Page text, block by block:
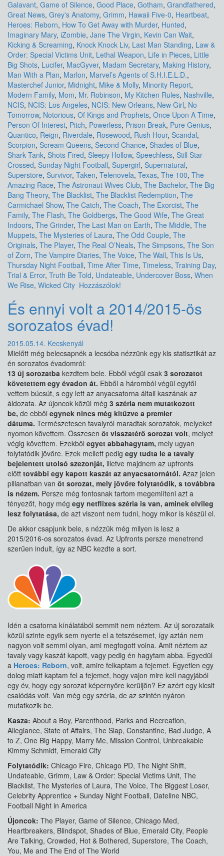
Galavant, Game of Silence, Good Place, Gotham, Grandfathered,
Great News, Grey's Anatomy, Grimm, Hawaii Five-0, Heartbeat,
Heroes: Reborn, How To Get Away with Murder, Hunted,
Imaginary Mary, iZombie, Jane The Virgin, Kevin Can Wait,
Kicking & Screaming, Knock Knock Liv, Last Man Standing, Law &
Order: Special Victims Unit, Lethal Weapon, Life in Pieces, Little
Big Shots, Lucifer, MacGyver, Madam Secretary, Making History,
Man With a Plan, Marlon, Marvel’s Agents of S.H.I.E.L.D.,
Masterchef Junior, Midnight, Mike & Molly, Minority Report,
Modern Family, Mom, Mr. Robinson, My Kitchen Rules, Nashville,
NCIS, NCIS: Los Angeles, NCIS: New Orleans, New Girl, No
Tomorrow, Notorious, Of Kings and Prophets, Once Upon A Time,
Person Of Interest, Pitch, Powerless, Prison Break, Pure Genius,
Quantico, Reign, Riverdale, Rosewood, Rush Hour, Scandal,
Scorpion, Scream Queens, Second Chance, Shades of Blue,
Shark Tank, Shots Fired, Sleepy Hollow, Speechless, Still Star-
Crossed, Sunday Night Football, Supergirl, Supernatural,
Superstore, Survivor, Taken, Telenovela, Texas, The 100, The
Amazing Race, The Astronaut Wives Club, The Bachelor, The Big
Bang Theory, The Blacklist, The Blacklist Redemption, The
Carmichael Show, The Catch, The Coach, The Exorcist, The
Family, The Flash, The Goldbergs, The Good Wife, The Great
Indoors, The Grinder, The Last Man on Earth, The Middle, The
Muppets, The Mysteries of Laura, The Odd Couple, The
Originals, The Player, The Real O’Neals, The Simpsons, The Son
of Zorn, The Vampire Diaries, The Voice, The Wall, This Is Us,
Thursday Night Football, Time After Time, Timeless, Training Day,
Trial & Error, Truth Be Told, Undateable, Undercover Boss, When
We Rise, Wicked City Hozzászólok!
És ennyi volt a 2014/2015-ös
sorozatos évad!
2015.05.14. Kecskenyál
Mielőtt még belecsapnék a lecsóba nézzünk egy kis statisztikát az
én sorozatos évadomról:
13 új sorozatba kezdtem bele. Ebből végül csak 3 sorozatot
követettem egy évadon át. Ebből a háromból végül egytől
vettem búcsút, s egy lett az anyacsatorna általi kaszának az
áldozata. Az újoncok közül még 3 széria nem mutatkozott
be, de ebből egynek nincs még kitűzve a premier
dátuma. Természetesen tavalyról maradtak sorozatok, melyeket
nyomon követtem. Összesen öt visszatérő sorozat volt, melyet
végig követtem. Ezekből egyet abbahagytam, mely ugyan
folytatódik jövőre. Ezek mellett pedig egy tudta le a tavaly
bejelentett utolsó szezonját, illetve majdnem az upfronts
előtt további egy kapott kaszát az anyacsatornától. Azaz jelen
pillanatban van öt sorozat, mely jövőre folytatódik, s továbbra
is nézem. Persze még fontosnak tartom megemlíteni azt a
tényezőt, hogy még egy netflixes széria is van, aminek elvileg
lesz folytatása, de azt viszont nem tudni, hogy mikor is készül el.
De akkor csapjunk bele, s nézzük még milyen is lesz a
2015/2016-os sorozatos évad. Az Upfronts persze menetrend
szerűen indult, így az NBC kezdte a sort.
Idén a csatorna kínálatából semmit nem néztem. Az új sorozataik
közül szinte egyik sem nyerte el a tetszésemet, így aztán nem
nagyon volt semmi olyan, ami megfogott volna. Amit néztem az
tavaly vagy kaszát kapott, vagy pedig én hagytam abba. Egyedül
a Heroes: Reborn, volt, amire felkaptam a fejemet. Egyetlen egy
dolog miatt kaptam fel a fejemet, hogy vajon mire kell nagyjából
egy év, hogy egy sorozat képernyőre kerüljön? Ez azért egy kicsit
csalódás volt. Van még egy széria, de az szintén nyáron
mutatkozik be.
Kasza: About a Boy, Parenthood, Parks and Recreation,
Allegiance, State of Affairs, The Slap, Constantine, Bad Judge, A
to Z, One Big Happy, Marry Me, Mission Control, Unbreakable
Kimmy Schmidt, Emerald City
Folytatódik: Chicago Fire, Chicago PD, The Night Shift,
Undateable, Grimm, Law & Order: Special Victims Unit, The
Blacklist, The Mysteries of Laura, The Voice, The Biggest Loser,
Celebrity Apprentice + Sunday Night Football, Dateline NBC,
Football Night in America
Újoncok: The Player, Game of Silence, Chicago Med,
Heartbreakers, Blindspot, Shades of Blue, Emerald City, People
Are Talking, Crowded, Hot & Bothered, Superstore, The Coach,
You, Me and The End of The World